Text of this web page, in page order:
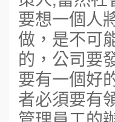
要想一個人
做，是不可
的，公司要
要有一個好
者必須要有